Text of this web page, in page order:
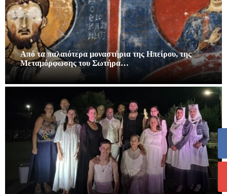
Από τα παλαιότερα μοναστήρια της Ηπείρου, της
Μεταμόρφωσης του Σωτήρα…